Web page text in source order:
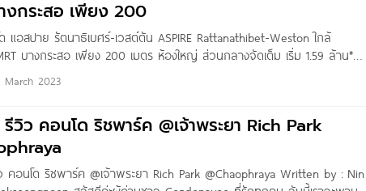
งกระสอ เพียง 200
แอสปาย รัตนาธิเบศร์-เวสต์ตัน ASPIRE Rattanathibet-Weston ใกล้
บางกระสอ เพียง 200 เมตร ห้องใหญ่ ส่วนกลางจัดเต็ม เริ่ม 1.59 ล้าน*
Pure Thitapa Photo by : Eins Gannika วันนี้เราจะพาไปชมโครงการใหม่แกะ
รัตนาธิเบศร์-เวสต์ตัน
March 2023
รีวิว คอนโด ริชพาร์ค @เจ้าพระยา Rich Park
คอนโด ริชพาร์ค @เจ้าพระยา Rich Park @Chaophraya Written by : Nin